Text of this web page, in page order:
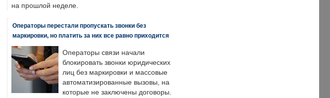
на прошлой неделе.
Операторы перестали пропускать звонки без
маркировки, но платить за них все равно приходится
Операторы связи начали
блокировать звонки юридических
лиц без маркировки и массовые
автоматизированные вызовы, на
которые не заключены договоры.